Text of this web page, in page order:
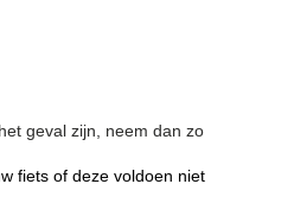
geval zijn, neem dan zo
fiets of deze voldoen niet